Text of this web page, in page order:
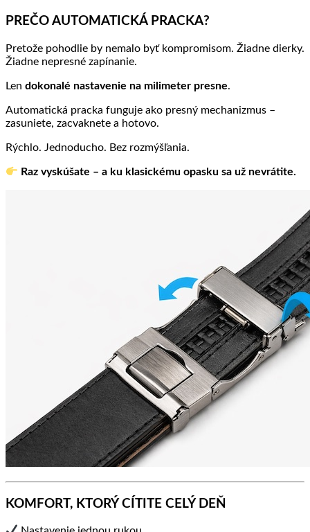
PREČO AUTOMATICKÁ PRACKA?
Pretože pohodlie by nemalo byť kompromisom. Žiadne dierky.
Žiadne nepresné zapínanie.
Len dokonalé nastavenie na milimeter presne.
Automatická pracka funguje ako presný mechanizmus –
zasuniete, zacvaknete a hotovo.
Rýchlo. Jednoducho. Bez rozmýšľania.
Raz vyskúšate – a ku klasickému opasku sa už nevrátite.
KOMFORT, KTORÝ CÍTITE CELÝ DEŇ